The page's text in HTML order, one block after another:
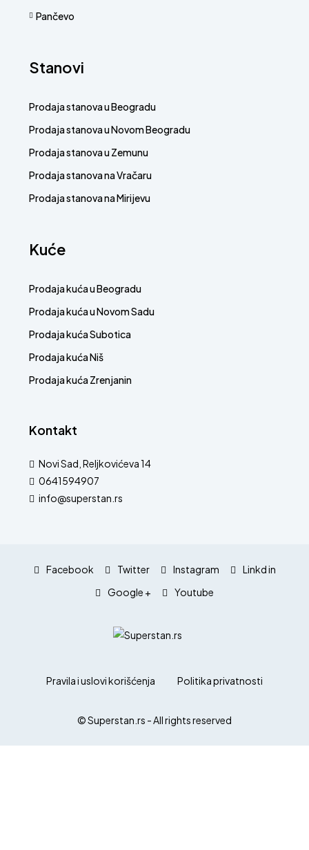
Pančevo
Stanovi
Prodaja stanova u Beogradu
Prodaja stanova u Novom Beogradu
Prodaja stanova u Zemunu
Prodaja stanova na Vračaru
Prodaja stanova na Mirijevu
Kuće
Prodaja kuća u Beogradu
Prodaja kuća u Novom Sadu
Prodaja kuća Subotica
Prodaja kuća Niš
Prodaja kuća Zrenjanin
Kontakt
Novi Sad, Reljkovićeva 14
0641594907
info@superstan.rs
Facebook Twitter Instagram
Linkd in
Google +
Youtube
Pravila i uslovi korišćenja Politika privatnosti
© Superstan.rs - All rights reserved